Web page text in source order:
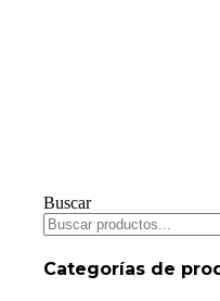
Buscar
Categorías de